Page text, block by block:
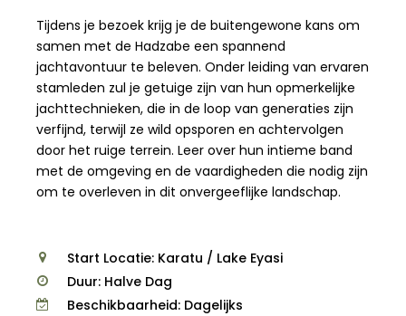
Tijdens je bezoek krijg je de buitengewone kans om
samen met de Hadzabe een spannend
jachtavontuur te beleven. Onder leiding van ervaren
stamleden zul je getuige zijn van hun opmerkelijke
jachttechnieken, die in de loop van generaties zijn
verfijnd, terwijl ze wild opsporen en achtervolgen
door het ruige terrein. Leer over hun intieme band
met de omgeving en de vaardigheden die nodig zijn
om te overleven in dit onvergeeflijke landschap.
Start Locatie: Karatu / Lake Eyasi
Duur: Halve Dag
Beschikbaarheid: Dagelijks